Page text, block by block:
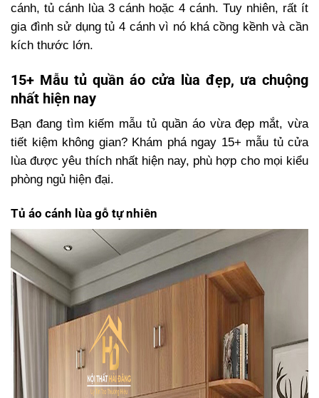
cánh, tủ cánh lùa 3 cánh hoặc 4 cánh. Tuy nhiên, rất ít
gia đình sử dụng tủ 4 cánh vì nó khá cồng kềnh và cần
kích thước lớn.
15+ Mẫu tủ quần áo cửa lùa đẹp, ưa chuộng
nhất hiện nay
Bạn đang tìm kiếm mẫu tủ quần áo vừa đẹp mắt, vừa
tiết kiệm không gian? Khám phá ngay 15+ mẫu tủ cửa
lùa được yêu thích nhất hiện nay, phù hợp cho mọi kiểu
phòng ngủ hiện đại.
Tủ áo cánh lùa gỗ tự nhiên